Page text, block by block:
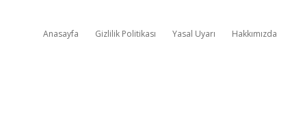
Anasayfa Gizlilik Politikası Yasal Uyarı Hakkımızda